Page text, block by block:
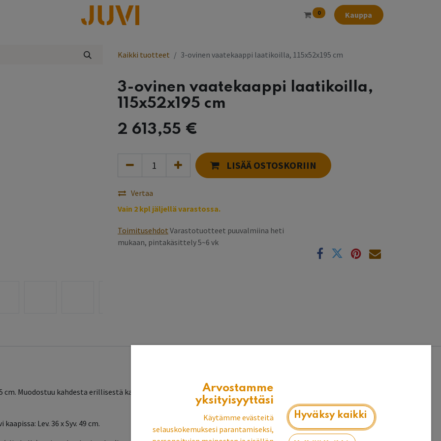
0 Kauppa
Kaikki tuotteet 3-ovinen vaatekaappi laatikoilla, 115x52x195 cm
3-ovinen vaatekaappi laatikoilla,
115x52x195 cm
2 613,55 €
LISÄÄ OSTOSKORIIN
Vertaa
Vain 2 kpl jäljellä varastossa.
Toimitusehdot Varastotuotteet puuvalmiina heti
mukaan, pintakäsittely 5~6 vk
cm. Muodostuu kahdesta erillisestä kaapista: 2-ovi kaappi 75x52x195 cm koivua ja 1-ovi kaappi laatikoilla
Lev. 36 x Syv. 49 cm.
Arvostamme
yksityisyyttäsi
Käytämme evästeitä
selauskokemuksesi parantamiseksi,
Hyväksy kaikki